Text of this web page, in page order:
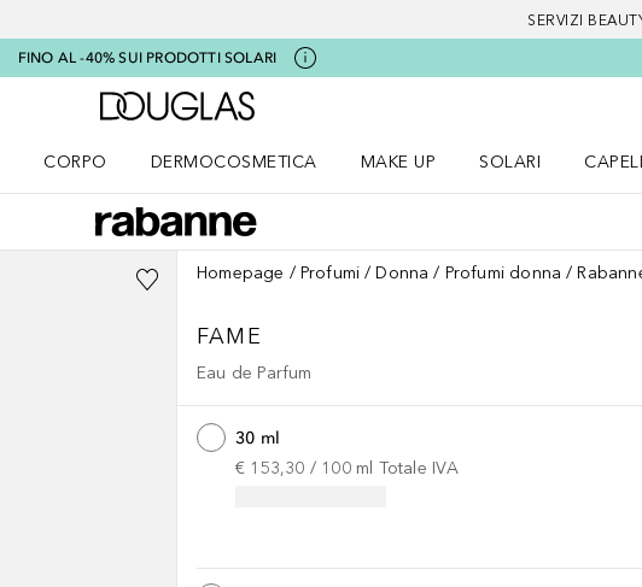
SERVIZI
FINO AL -40% SUI PRODOTTI SOLARI
A Douglas Home
CORPO
DERMOCOSMETICA
MAKE UP
SOLARI
Homepage Profumi Donna Profumi donna
FAME
Eau de Parfum
30 ml
€ 153,30 / 100 ml Totale IVA